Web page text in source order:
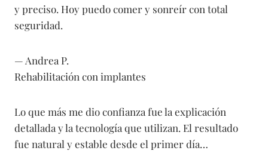
y preciso. Hoy puedo comer y sonreír con total
seguridad.
— Andrea P.
Rehabilitación con implantes
Lo que más me dio confianza fue la explicación
detallada y la tecnología que utilizan. El resultado
fue natural y estable desde el primer día…